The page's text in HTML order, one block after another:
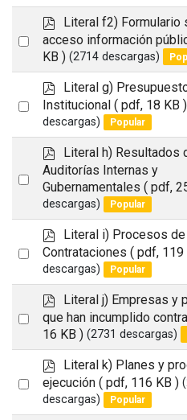
Select
p
d
f
Literal f2) Formulario
acceso información
KB ) (2714 descargas)
Select
p
d
f
Literal g)
Institucional ( pdf, 18 KB )
descargas)
Popular
Select
item
p
d
f
Literal h) Resultados
Auditorías Internas y
Gubernamentales ( pdf,
descargas)
Popular
Select
p
d
f
Literal i) Procesos de
Contrataciones ( pdf, 119
descargas)
Popular
Select
p
d
f
Literal j) Empresas y
que han incumplido
16 KB ) (2731 descargas)
Select
p
d
f
Literal k) Planes y
ejecución ( pdf, 116 KB )
descargas)
Popular